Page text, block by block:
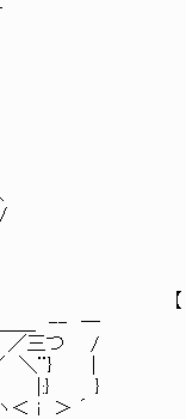
地属性/昆
＿ -- ─
／三つ /
＼¨} |
､ |:} }
i ＞ ´